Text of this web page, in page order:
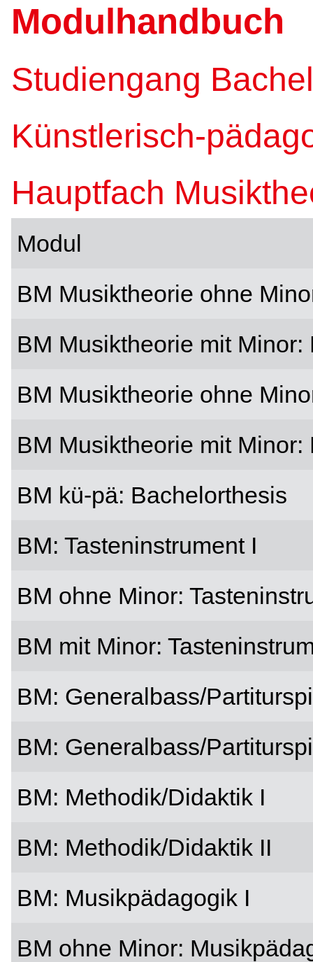
Modulhandbuch
Studiengang
Künstlerisch-
Hauptfach
Modul
BM Musiktheorie ohne
BM Musiktheorie mit Minor:
BM Musiktheorie ohne
BM Musiktheorie mit Minor:
BM kü-pä: Bachelorthesis
BM: Tasteninstrument I
BM ohne Minor:
BM mit Minor:
BM: Generalbass/
BM: Generalbass/
BM: Methodik/Didaktik I
BM: Methodik/Didaktik II
BM: Musikpädagogik I
BM ohne Minor: